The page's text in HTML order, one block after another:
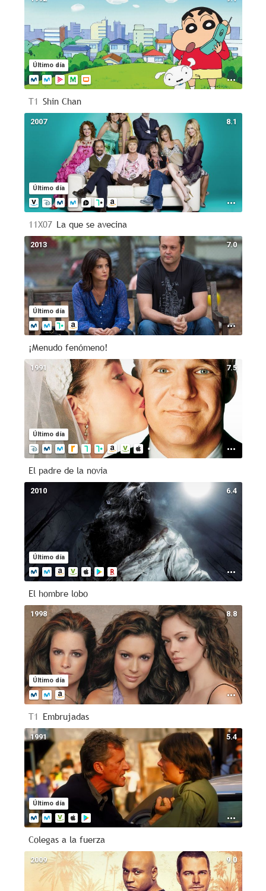
Último día
T1 Shin Chan
8.1
Último día
2007
11X07 La que se avecina
7.0
Último día
2013
¡Menudo fenómeno!
7.5
Último día
1991
El padre de la novia
6.4
Último día
2010
El hombre lobo
8.8
Último día
1998
T1 Embrujadas
5.4
Último día
1991
Colegas a la fuerza
9.0
2009